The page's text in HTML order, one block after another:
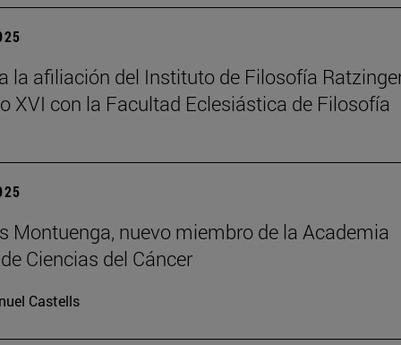
la afiliación del Instituto de Filosofía
XVI con la Facultad Eclesiástica de Filosofía
Montuenga, nuevo miembro de la Academia
Ciencias del Cáncer
Castells